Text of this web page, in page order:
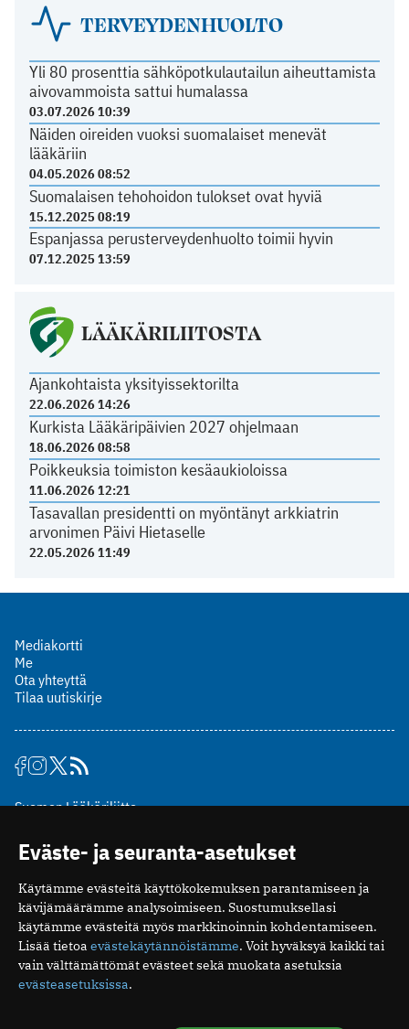
TERVEYDENHUOLTO
Yli 80 prosenttia sähköpotkulautailun aiheuttamista
aivovammoista sattui humalassa
03.07.2026 10:39
Näiden oireiden vuoksi suomalaiset menevät
lääkäriin
04.05.2026 08:52
Suomalaisen tehohoidon tulokset ovat hyviä
15.12.2025 08:19
Espanjassa perusterveydenhuolto toimii hyvin
07.12.2025 13:59
LÄÄKÄRILIITOSTA
Ajankohtaista yksityissektorilta
22.06.2026 14:26
Kurkista Lääkäripäivien 2027 ohjelmaan
18.06.2026 08:58
Poikkeuksia toimiston kesäaukioloissa
11.06.2026 12:21
Tasavallan presidentti on myöntänyt arkkiatrin
arvonimen Päivi Hietaselle
22.05.2026 11:49
Mediakortti
Me
Ota yhteyttä
Tilaa uutiskirje
Suomen Lääkäriliitto
00510 Helsinki
puh. (09) 393 091
toimitus@potilaanlaakarilehti.fi
ISSN 2323-9476
Eväste- ja seuranta-asetukset
Käytämme evästeitä käyttökokemuksen parantamiseen ja
kävijämäärämme analysoimiseen. Suostumuksellasi
käytämme evästeitä myös markkinoinnin kohdentamiseen.
Lisää tietoa evästekäytännöistämme. Voit hyväksyä kaikki tai
vain välttämättömät evästeet sekä muokata asetuksia
evästeasetuksissa.